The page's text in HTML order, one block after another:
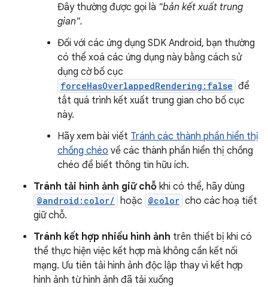
Đây thường được gọi là "bản kết xuất trung
gian".
Đối với các ứng dụng SDK Android, bạn thường
có thể xoá các ứng dụng này bằng cách sử
dụng cờ bố cục
forceHasOverlappedRendering:false để
tắt quá trình kết xuất trung gian cho bố cục
này.
Hãy xem bài viết Tránh các thành phần hiển thị
chồng chéo về các thành phần hiển thị chồng
chéo để biết thông tin hữu ích.
Tránh tải hình ảnh giữ chỗ khi có thể, hãy dùng
@android:color/ hoặc @color cho các hoạ tiết
giữ chỗ.
Tránh kết hợp nhiều hình ảnh trên thiết bị khi có
thể thực hiện việc kết hợp mà không cần kết nối
mạng. Ưu tiên tải hình ảnh độc lập thay vì kết hợp
hình ảnh từ hình ảnh đã tải xuống